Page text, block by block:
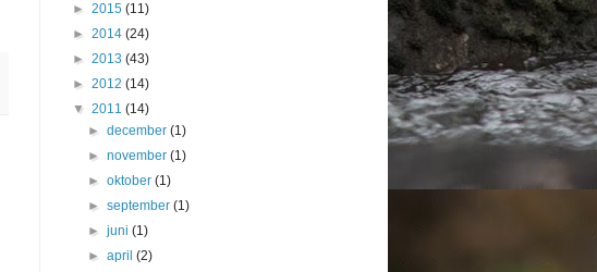
► 2015 (11)
► 2014 (24)
► 2013 (43)
► 2012 (14)
▼ 2011 (14)
►december(1)
►november(1)
►oktober(1)
►september(1)
►juni(1)
►april(2)